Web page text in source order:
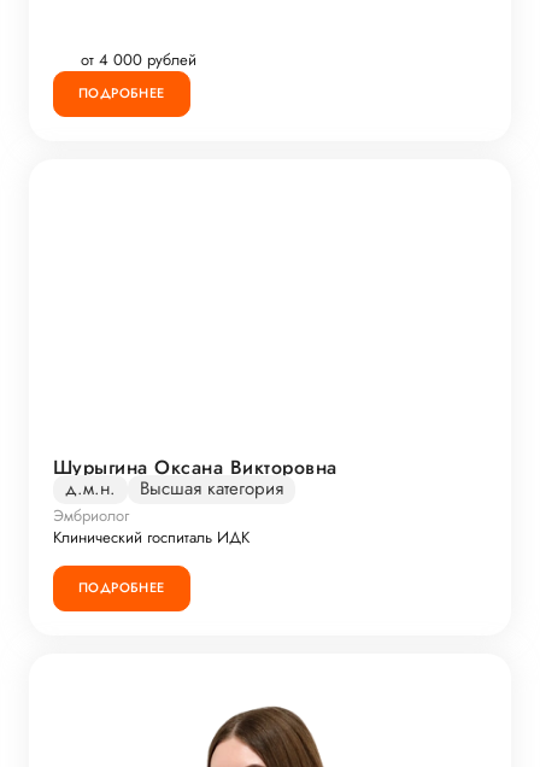
от 4 000 рублей
ПОДРОБНЕЕ
Шурыгина Оксана Викторовна
д.м.н. Высшая категория
Эмбриолог
Клинический госпиталь ИДК
ПОДРОБНЕЕ